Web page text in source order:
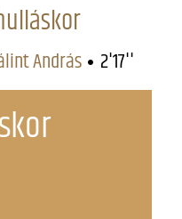
András 2'17''